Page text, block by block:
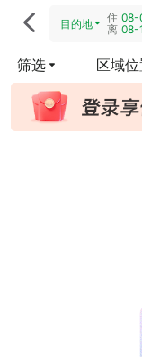
 目的地 住 08-
离 08-
筛选 区域位